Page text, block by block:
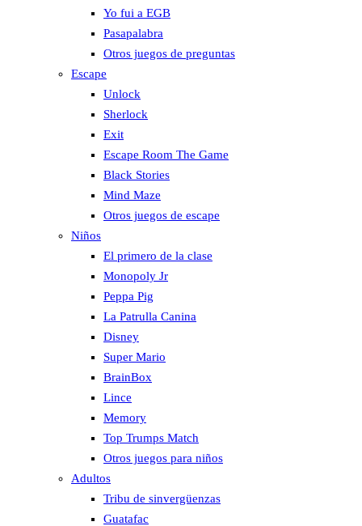
Yo fui a EGB
Pasapalabra
Otros juegos de preguntas
Escape
Unlock
Sherlock
Exit
Escape Room The Game
Black Stories
Mind Maze
Otros juegos de escape
Niños
El primero de la clase
Monopoly Jr
Peppa Pig
La Patrulla Canina
Disney
Super Mario
BrainBox
Lince
Memory
Top Trumps Match
Otros juegos para niños
Adultos
Tribu de sinvergüenzas
Guatafac